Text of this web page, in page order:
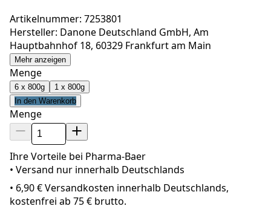
Artikelnummer: 7253801
Hersteller: Danone Deutschland GmbH, Am
Hauptbahnhof 18, 60329 Frankfurt am Main
Mehr anzeigen
Menge
6 x 800g
1 x 800g
In den Warenkorb
Menge
Ihre Vorteile bei Pharma-Baer
• Versand nur innerhalb Deutschlands
• 6,90 € Versandkosten innerhalb Deutschlands,
kostenfrei ab 75 € brutto.